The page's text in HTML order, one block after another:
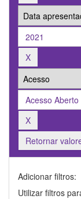
Retornar
Adicionar filtros:
Utilizar filtros